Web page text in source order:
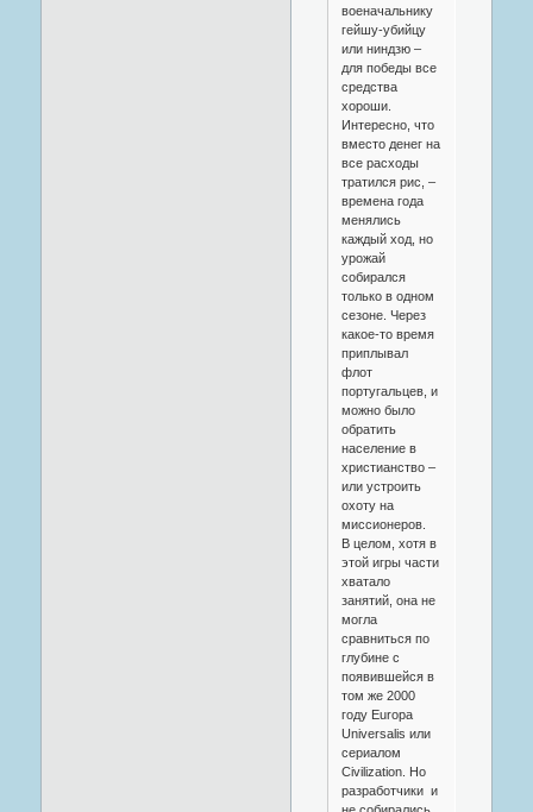
военачальнику
гейшу-убийцу
или ниндзю –
для победы все
средства
хороши.
Интересно, что
вместо денег на
все расходы
тратился рис, –
времена года
менялись
каждый ход, но
урожай
собирался
только в одном
сезоне. Через
какое-то время
приплывал
флот
португальцев, и
можно было
обратить
население в
христианство –
или устроить
охоту на
миссионеров.
В целом, хотя в
этой игры части
хватало
занятий, она не
могла
сравниться по
глубине с
появившейся в
том же 2000
году Europa
Universalis или
сериалом
Civilization. Но
разработчики и